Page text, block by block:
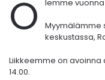
O
lemme
Myymälämme
keskustassa,
Liikkeemme on avoinna
14.00.